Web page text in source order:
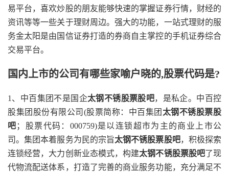
易平台，喜欢炒股的朋友能够快速的掌握证券行情，财经的
资讯等等一些关于理财周边。强大的功能，一站式理财的服
务金太阳是由国信证券打造的券商自主掌控的手机证券综合
交易平台。
国内上市的公司有哪些家喻户晓的,股票代码是?
1、中百集团不是国企太钢不锈股票股吧，是私企。中百控
股集团股份有限公司(股票简称：中百集团 太钢不锈股票股
吧 ；股票代码：000759)是以连锁超市为主的商业上市公
司。集团本着服务为民的宗旨太钢不锈股票股吧，积极探索
连锁经营，大力创新业态模式，构建太钢不锈股票股吧了现
代物流配送体系，打造了完善的商业服务功能，充分满足不